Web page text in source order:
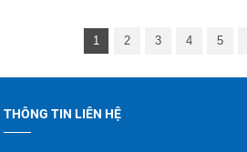
1 2 3 4 5
THÔNG TIN LIÊN HỆ